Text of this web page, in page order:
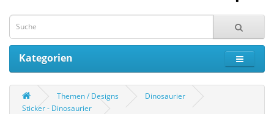
Kategorien
Themen / Designs
Dinosaurier
Sticker - Dinosaurier